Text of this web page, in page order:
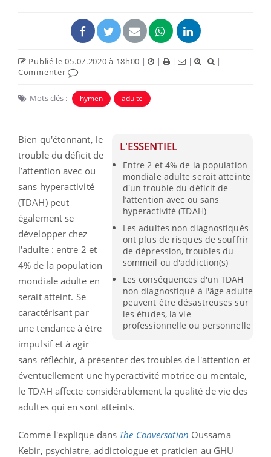
Publié le 05.07.2020 à 18h00 | | | |
|
Commenter
Mots clés : hymen adulte
L'ESSENTIEL
Entre 2 et 4% de la population
mondiale adulte serait atteinte
d'un trouble du déficit de
l’attention avec ou sans
hyperactivité (TDAH)
Les adultes non diagnostiqués
ont plus de risques de souffrir
de dépression, troubles du
sommeil ou d'addiction(s)
Les conséquences d'un TDAH
non diagnostiqué à l'âge adulte
peuvent être désastreuses sur
les études, la vie
professionnelle ou personnelle
Bien qu'étonnant, le
trouble du déficit de
l’attention avec ou
sans hyperactivité
(TDAH) peut
également se
développer chez
l'adulte : entre 2 et
4% de la population
mondiale adulte en
serait atteint. Se
caractérisant par
une tendance à être
impulsif et à agir
sans réfléchir, à présenter des troubles de l'attention et
éventuellement une hyperactivité motrice ou mentale,
le TDAH affecte considérablement la qualité de vie des
adultes qui en sont atteints.
Comme l'explique dans The Conversation Oussama
Kebir, psychiatre, addictologue et praticien au GHU